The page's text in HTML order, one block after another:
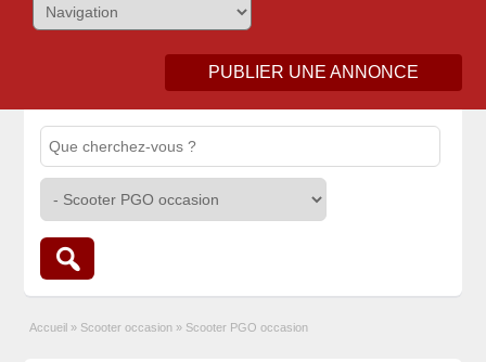
PUBLIER UNE ANNONCE
Accueil » Scooter occasion » Scooter PGO occasion